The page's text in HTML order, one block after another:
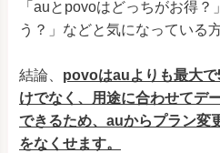
「auとpovoはどっちがお得
う？」などと気になっている
結論、 povoはauよりも最大
けでなく、用途に合わせてデ
できるため、auからプラン変
をなくせます。